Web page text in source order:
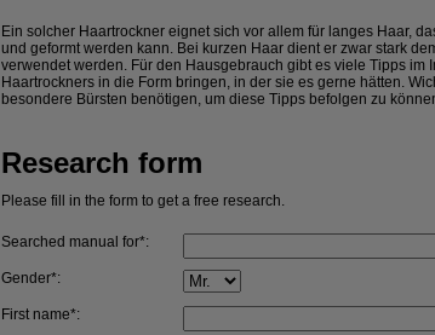
Ein solcher Haartrockner eignet sich vor allem für langes Haar,
und geformt werden kann. Bei kurzen Haar dient er zwar stark
verwendet werden. Für den Hausgebrauch gibt es viele Tipps
Haartrockners in die Form bringen, in der sie es gerne hätten.
besondere Bürsten benötigen, um diese Tipps befolgen zu
Research form
Please fill in the form to get a free research.
Searched manual for*:
Gender*:
First name*: